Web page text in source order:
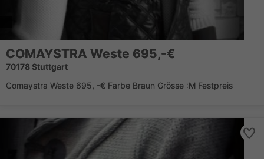
COMAYSTRA Weste 695,-€
70178 Stuttgart
Comaystra Weste 695, -€ Farbe Braun Grösse :M Festpreis